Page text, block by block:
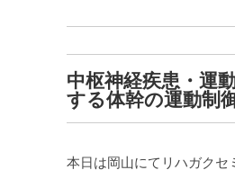
中枢神経疾患・運
する体幹の運動制
本日は岡山にてリハガクセ